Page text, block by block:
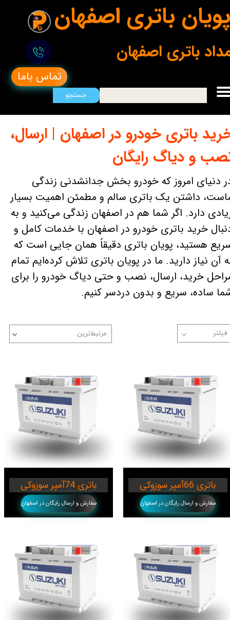
پویان باتری اصفهان
تماس باما
جستجو
باتری اصفهان
مرتبط‌ترین
باتری 74آمپر سوزوکی
سفارش و ارسال رایگان در اصفهان
باتری 66آمپر سوزوکی
سفارش و ارسال رایگان در اصفهان
باتری خودرو در اصفهان | ارسال،
و دیاگ رایگان
دنیای امروز که خودرو بخش جدانشدنی زندگی
داشتن یک باتری سالم و مطمئن اهمیت بسیار
دارد. اگر شما هم در اصفهان زندگی می‌کنید و به
خرید باتری خودرو در اصفهان با خدمات کامل و
هستید، پویان باتری دقیقاً همان جایی است که
آن نیاز دارید. ما در پویان باتری تلاش کرده‌ایم تمام
خرید، ارسال، نصب و حتی دیاگ خودرو را برای
ساده، سریع و بدون دردسر کنیم.